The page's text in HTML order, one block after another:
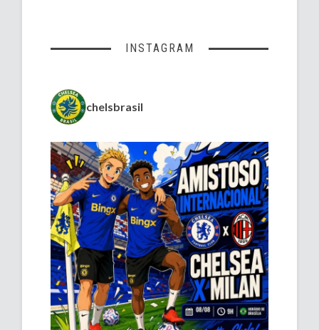
INSTAGRAM
chelsbrasil